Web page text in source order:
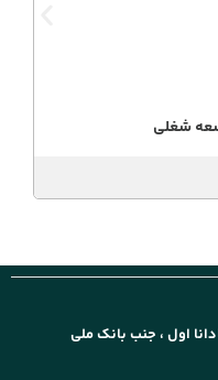
شغلی
اول ، جنب بانک ملی